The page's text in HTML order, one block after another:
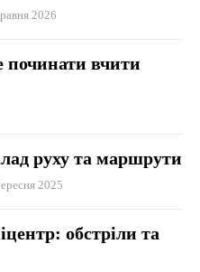
2026
починати вчити
руху та маршрути
2025
обстріли та